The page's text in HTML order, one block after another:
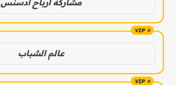
مشاركة ارباح ادسنس
عالم الشباب